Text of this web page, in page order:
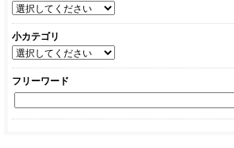
小カテゴリ
フリーワード